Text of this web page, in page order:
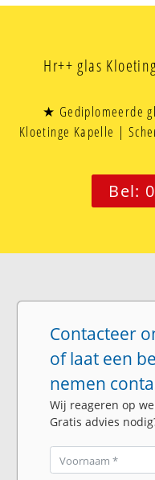
Hr++ glas
★ Gediplomeerde
Kloetinge Kapelle |
Bel:
Contacteer
of laat een
nemen
Wij reageren op
Gratis advies